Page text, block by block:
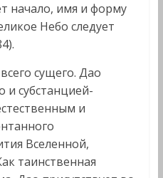
начало, имя и форму
Небо следует
сущего. Дао
и субстанцией-
и
Вселенной,
таинственная